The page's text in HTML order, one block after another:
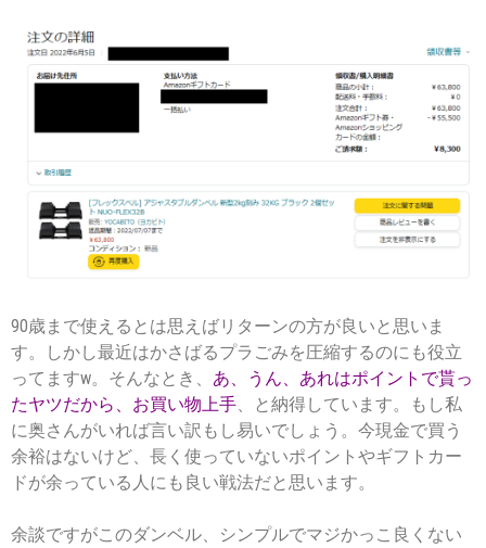
90歳まで使えるとは思えばリターンの方が良いと思いま
す。しかし最近はかさばるプラごみを圧縮するのにも役立
ってますw。そんなとき、 あ、うん、あれはポイントで貰っ
たヤツだから、お買い物上手 、と納得しています。もし私
に奥さんがいれば言い訳もし易いでしょう。今現金で買う
余裕はないけど、長く使っていないポイントやギフトカー
ドが余っている人にも良い戦法だと思います。
余談ですがこのダンベル、シンプルでマジかっこ良くない